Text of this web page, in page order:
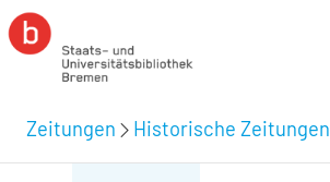
Zeitungen Historische Zeitungen